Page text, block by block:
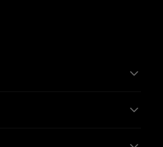
culturas das comunidades
patrimônio de todos os
é outro desafio que
Nelson Rodriguês, isso